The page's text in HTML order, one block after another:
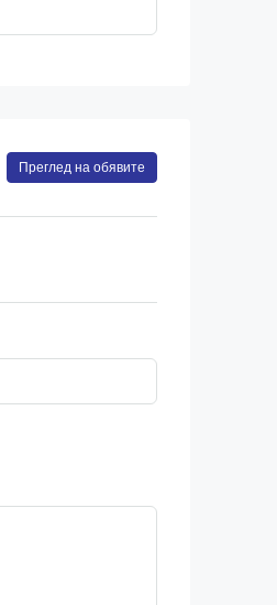
Преглед на обявите